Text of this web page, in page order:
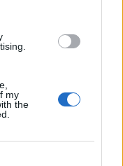
my
the
και άλλων